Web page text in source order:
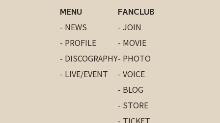
MENU
- NEWS
- PROFILE
- DISCOGRAPHY
- LIVE/EVENT
FANCLUB
- JOIN
- MOVIE
- PHOTO
- VOICE
- BLOG
- STORE
- TICKET